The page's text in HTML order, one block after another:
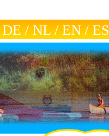
DE / NL / EN / ES